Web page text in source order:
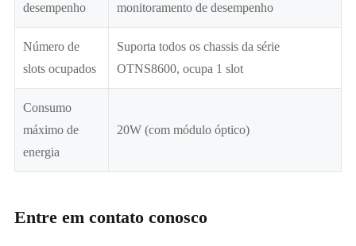
desempenho
monitoramento de desempenho
Número de
slots ocupados
Suporta todos os chassis da série
OTNS8600, ocupa 1 slot
Consumo
máximo de
energia
20W (com módulo óptico)
Entre em contato conosco